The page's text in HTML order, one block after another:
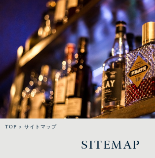
TOP > サイトマップ
SITEMAP